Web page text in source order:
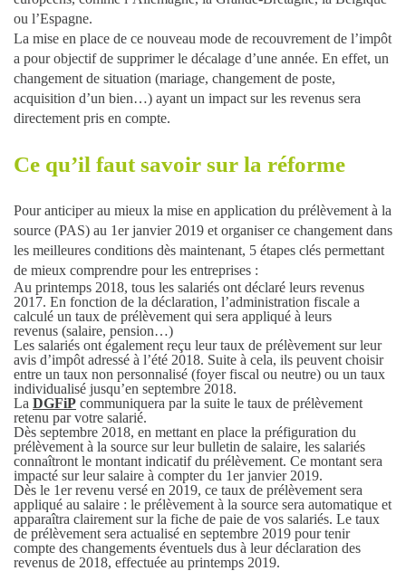
ou l’Espagne.
La mise en place de ce nouveau mode de recouvrement de l’impôt
a pour objectif de supprimer le décalage d’une année. En effet, un
changement de situation (mariage, changement de poste,
acquisition d’un bien…) ayant un impact sur les revenus sera
directement pris en compte.
Ce qu’il faut savoir sur la réforme
Pour anticiper au mieux la mise en application du prélèvement à la
source (PAS) au 1er janvier 2019 et organiser ce changement dans
les meilleures conditions dès maintenant, 5 étapes clés permettant
de mieux comprendre pour les entreprises :
Au printemps 2018, tous les salariés ont déclaré leurs revenus
2017. En fonction de la déclaration, l’administration fiscale a
calculé un taux de prélèvement qui sera appliqué à leurs
revenus (salaire, pension…)
Les salariés ont également reçu leur taux de prélèvement sur leur
avis d’impôt adressé à l’été 2018. Suite à cela, ils peuvent choisir
entre un taux non personnalisé (foyer fiscal ou neutre) ou un taux
individualisé jusqu’en septembre 2018.
La DGFiP communiquera par la suite le taux de prélèvement
retenu par votre salarié.
Dès septembre 2018, en mettant en place la préfiguration du
prélèvement à la source sur leur bulletin de salaire, les salariés
connaîtront le montant indicatif du prélèvement. Ce montant sera
impacté sur leur salaire à compter du 1er janvier 2019.
Dès le 1er revenu versé en 2019, ce taux de prélèvement sera
appliqué au salaire : le prélèvement à la source sera automatique et
apparaîtra clairement sur la fiche de paie de vos salariés. Le taux
de prélèvement sera actualisé en septembre 2019 pour tenir
compte des changements éventuels dus à leur déclaration des
revenus de 2018, effectuée au printemps 2019.